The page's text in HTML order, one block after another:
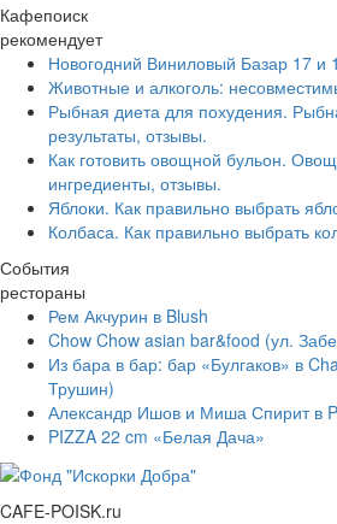
Кафепоиск
рекомендует
Новогодний Виниловый Базар 17 и
Животные и алкоголь:
Рыбная диета для похудения.
результаты, отзывы.
Как готовить овощной бульон.
ингредиенты, отзывы.
Яблоки. Как правильно выбрать
Колбаса. Как правильно выбрать
События
рестораны
Рем Акчурин в Blush
Chow Chow asian bar&food (ул.
Из бара в бар: бар «Булгаков» в
Трушин)
Александр Ишов и Миша Спирит в
PIZZA 22 cm «Белая Дача»
CAFE-POISK.ru